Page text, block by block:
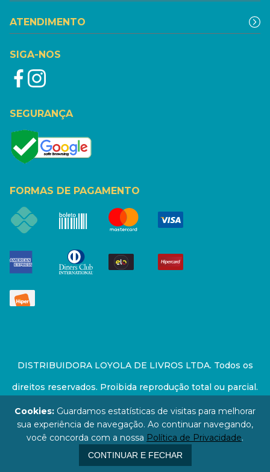
ATENDIMENTO
SIGA-NOS
SEGURANÇA
FORMAS DE PAGAMENTO
DISTRIBUIDORA LOYOLA DE LIVROS LTDA. Todos os
direitos reservados. Proibida reprodução total ou parcial.
Preços e estoque sujeito a alterações sem aviso prévio.
67.946.814/0001-94 - LOJA - Rua Senador Feijó - São
Paulo / SP - CEP: 01006-000
Cookies: Guardamos estatísticas de visitas para melhorar
sua experiência de navegação. Ao continuar navegando,
você concorda com a nossa Política de Privacidade.
CONTINUAR E FECHAR